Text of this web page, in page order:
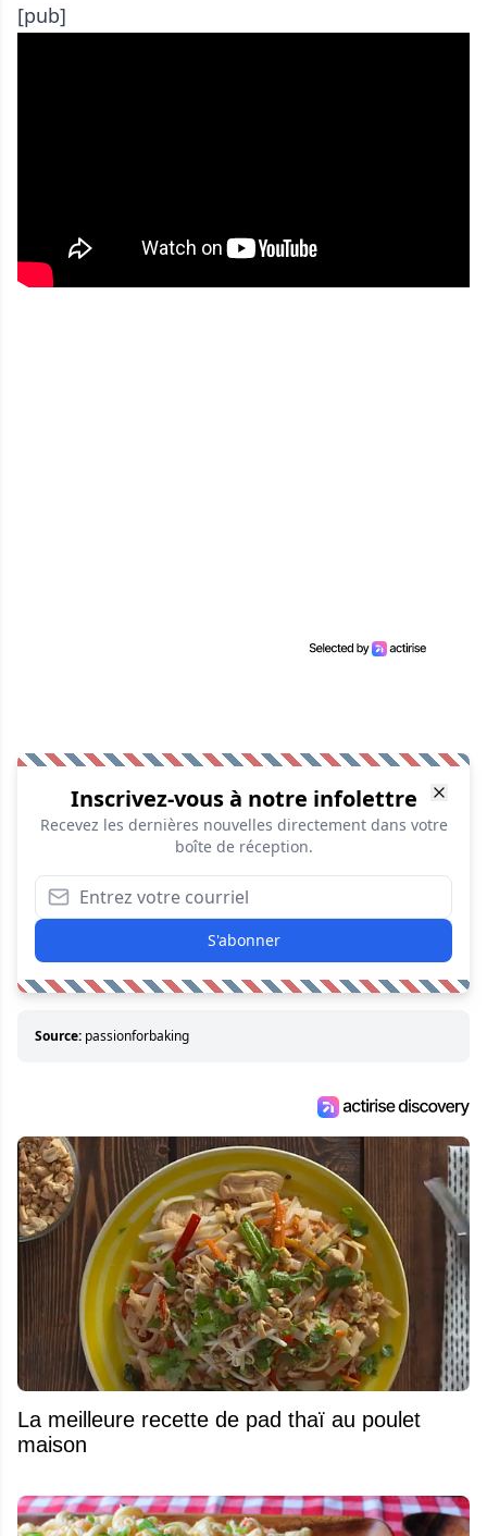
[pub]
Inscrivez-vous à notre infolettre
Recevez les dernières nouvelles directement dans votre
boîte de réception.
S'abonner
Source: passionforbaking
La meilleure recette de pad thaï au poulet
maison